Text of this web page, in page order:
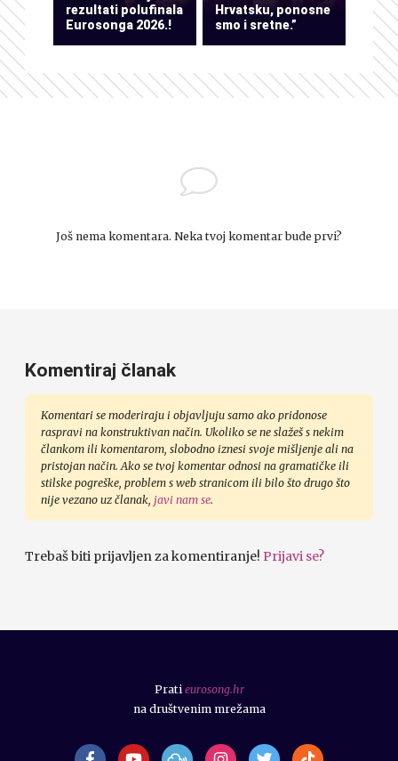
rezultati polufinala
Eurosonga 2026.!
Hrvatsku, ponosne
smo i sretne.”
Još nema komentara. Neka tvoj komentar bude prvi?
Komentiraj članak
Komentari se moderiraju i objavljuju samo ako pridonose
raspravi na konstruktivan način. Ukoliko se ne slažeš s nekim
člankom ili komentarom, slobodno iznesi svoje mišljenje ali na
pristojan način. Ako se tvoj komentar odnosi na gramatičke ili
stilske pogreške, problem s web stranicom ili bilo što drugo što
nije vezano uz članak, javi nam se.
Trebaš biti prijavljen za komentiranje! Prijavi se?
Prati eurosong.hr
na društvenim mrežama